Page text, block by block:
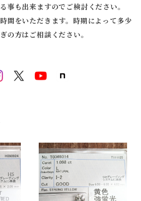
事も出来ますのでご検討ください。
間をいただきます。時期によって多少
の方はご相談ください。